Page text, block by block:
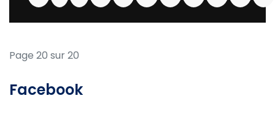
Page 20 sur 20
Facebook